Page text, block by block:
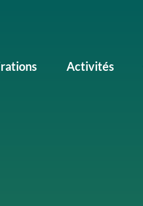
Activités